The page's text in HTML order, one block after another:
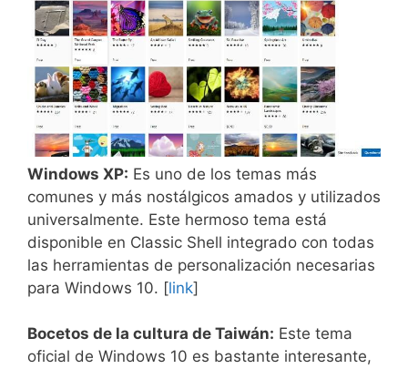
Windows XP: Es uno de los temas más
comunes y más nostálgicos amados y utilizados
universalmente. Este hermoso tema está
disponible en Classic Shell integrado con todas
las herramientas de personalización necesarias
para Windows 10. [link]
Bocetos de la cultura de Taiwán: Este tema
oficial de Windows 10 es bastante interesante,